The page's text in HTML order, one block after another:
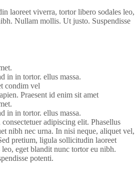
laoreet viverra, tortor libero sodales leo,
Nullam mollis. Ut justo. Suspendisse
in in tortor. ellus massa.
condim vel
Praesent id enim sit amet
in in tortor. ellus massa.
adipiscing elit. Phasellus
nibh nec urna. In nisi neque, aliquet vel,
pretium, ligula sollicitudin laoreet
eget blandit nunc tortor eu nibh.
potenti.